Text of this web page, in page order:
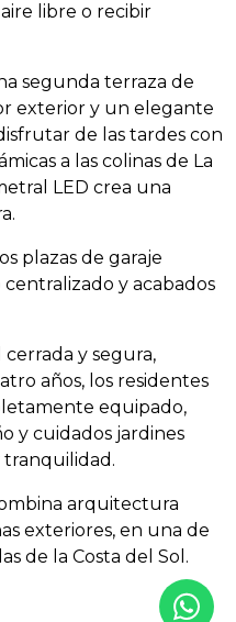
libre o recibir
segunda terraza de
exterior y un elegante
de las tardes con
a las colinas de La
LED crea una
plazas de garaje
y acabados
y segura,
años, los residentes
equipado,
y cuidados jardines
tranquilidad.
arquitectura
exteriores, en una de
de la Costa del Sol.